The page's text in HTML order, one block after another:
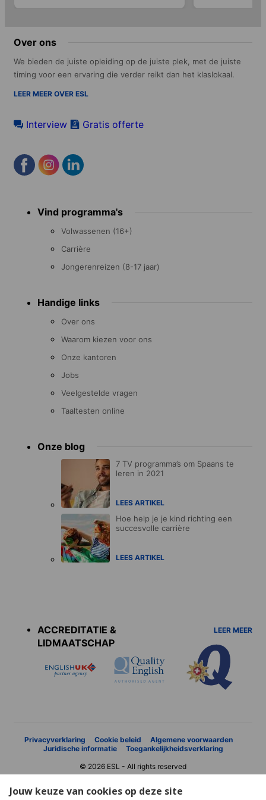
Jouw keuze van cookies op deze site
Over ons
We bieden de juiste opleiding op de juiste plek, met de juiste
timing voor een ervaring die verder reikt dan het klaslokaal.
LEER MEER OVER ESL
Interview Gratis offerte
menuVind programma's
Volwassenen (16+)
Carrière
Jongerenreizen (8-17 jaar)
Handige links
Over ons
Waarom kiezen voor ons
Onze kantoren
Jobs
Veelgestelde vragen
Taaltesten online
Onze blog
7 TV programma’s om Spaans te
leren in 2021
LEES ARTIKEL
Hoe help je je kind richting een
succesvolle carrière
LEES ARTIKEL
ACCREDITATIE &
LIDMAATSCHAP
LEER MEER
Privacyverklaring Cookie beleid
Algemene voorwaarden
Juridische informatie
Toegankelijkheidsverklaring
© 2026 ESL - All rights reserved